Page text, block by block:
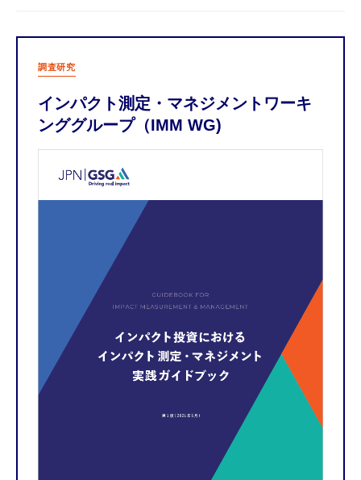
調査研究
インパクト測定・マネジメントワーキ
ンググループ（IMM WG)